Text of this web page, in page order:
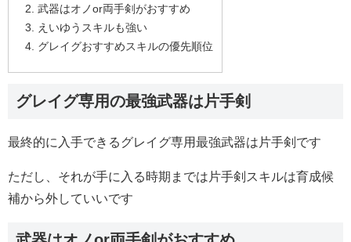
武器はオノor両手剣がおすすめ
えいゆうスキルも強い
グレイグおすすめスキルの優先順位
グレイグ専用の最強武器は片手剣
最終的に入手できるグレイグ専用最強武器は片手剣です
ただし、それが手に入る時期までは片手剣スキルは育成候
補から外していいです